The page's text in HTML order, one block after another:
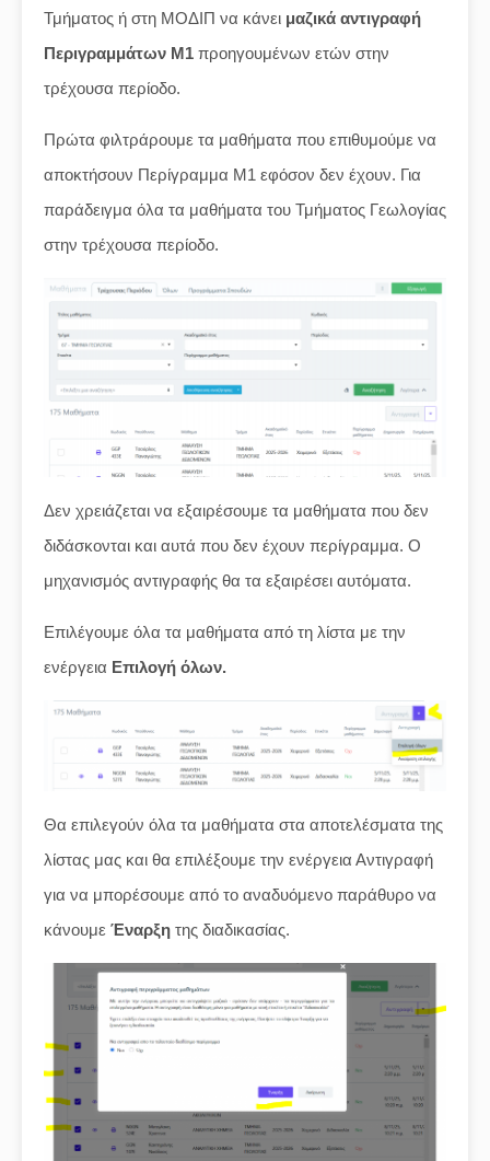
Τμήματος ή στη ΜΟΔΙΠ να κάνει μαζικά αντιγραφή
Περιγραμμάτων Μ1 προηγουμένων ετών στην
τρέχουσα περίοδο.
Πρώτα φιλτράρουμε τα μαθήματα που επιθυμούμε να
αποκτήσουν Περίγραμμα Μ1 εφόσον δεν έχουν. Για
παράδειγμα όλα τα μαθήματα του Τμήματος Γεωλογίας
στην τρέχουσα περίοδο.
Δεν χρειάζεται να εξαιρέσουμε τα μαθήματα που δεν
διδάσκονται και αυτά που δεν έχουν περίγραμμα. Ο
μηχανισμός αντιγραφής θα τα εξαιρέσει αυτόματα.
Επιλέγουμε όλα τα μαθήματα από τη λίστα με την
ενέργεια Επιλογή όλων.
Θα επιλεγούν όλα τα μαθήματα στα αποτελέσματα της
λίστας μας και θα επιλέξουμε την ενέργεια Αντιγραφή
για να μπορέσουμε από το αναδυόμενο παράθυρο να
κάνουμε Έναρξη της διαδικασίας.